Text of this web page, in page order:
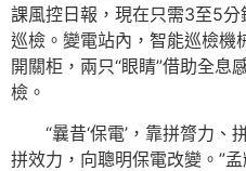
課風控日報，現在只需3至5
巡檢。變電站內，智能巡檢機
開關柜，兩只“眼睛”借助全息
檢。
“曩昔‘保電’，靠拼膂力、
拼效力，向聰明保電改變。”孟